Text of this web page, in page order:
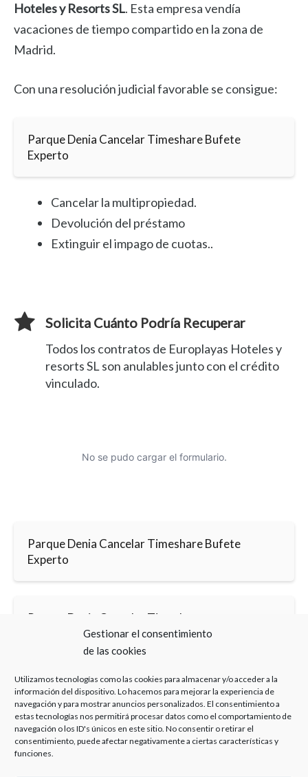
Gestionar el consentimiento
de las cookies
Utilizamos tecnologías como las cookies para almacenar y/o acceder a la
información del dispositivo. Lo hacemos para mejorar la experiencia de
navegación y para mostrar anuncios personalizados. El consentimiento a
estas tecnologías nos permitirá procesar datos como el comportamiento de
navegación o los ID's únicos en este sitio. No consentir o retirar el
consentimiento, puede afectar negativamente a ciertas características y
funciones.
Hoteles y Resorts SL. Esta empresa vendía
vacaciones de tiempo compartido en la zona de
Madrid.
Con una resolución judicial favorable se consigue:
Parque Denia Cancelar Timeshare Bufete
Experto
Cancelar la multipropiedad.
Devolución del préstamo
Extinguir el impago de cuotas..
Solicita Cuánto Podría Recuperar
Todos los contratos de Europlayas Hoteles y
resorts SL son anulables junto con el crédito
vinculado.
No se pudo cargar el formulario.
Parque Denia Cancelar Timeshare Bufete
Experto
Parque Denia Cancelar Timeshare
Haz clic para aceptar cookies de marketing y
permitir este contenido